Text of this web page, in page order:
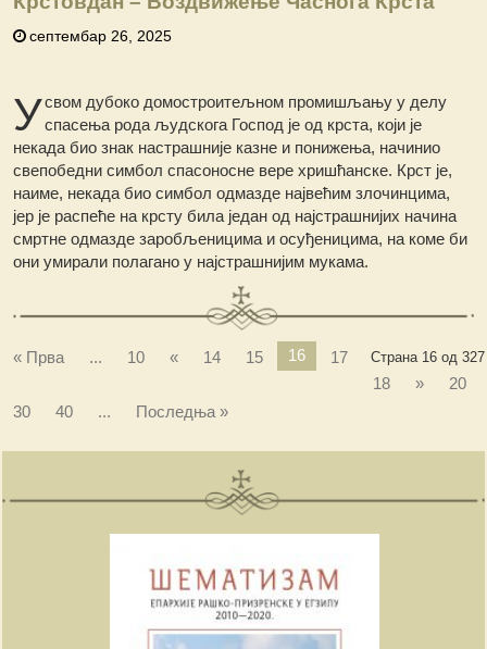
септембар 26, 2025
Усвом дубоко домостроитељном промишљању у делу
спасења рода људскога Господ је од крста, који је
некада био знак настрашније казне и понижења, начинио
свепобедни симбол спасоносне вере хришћанске. Крст је,
наиме, некада био симбол одмазде највећим злочинцима,
јер је распеће на крсту била један од најстрашнијих начина
смртне одмазде заробљеницима и осуђеницима, на коме би
они умирали полагано у најстрашнијим мукама.
Страна 16 од 327
« Прва ... 10 « 14 15 16
17
18
»
20
30
40 ... Последња »